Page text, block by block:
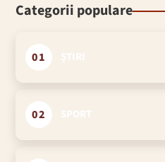
Categorii populare
01
02